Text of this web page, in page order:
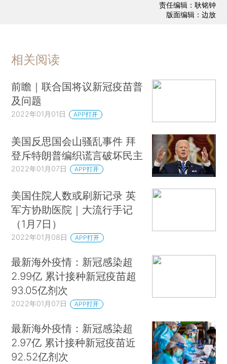
责任编辑：耿铭钟
版面编辑：边放
相关阅读
前瞻｜联合国将议新冠疫苗普
及问题
2022年01月01日 APP打开
美国反思国会山骚乱事件 拜
登斥特朗普编织谎言破坏民主
2022年01月07日 APP打开
美国住院人数或刷新记录 英
军方协助医院｜大流行手记
（1月7日）
2022年01月08日 APP打开
最新海外疫情：新冠感染超
2.99亿 累计接种新冠疫苗超
93.05亿剂次
2022年01月07日 APP打开
最新海外疫情：新冠感染超
2.97亿 累计接种新冠疫苗近
92.52亿剂次